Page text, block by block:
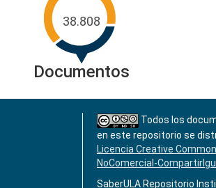
38.808
Documentos
Todos los
en este repositorio se
Licencia Creative
NoComercial-
SaberULA Repositorio